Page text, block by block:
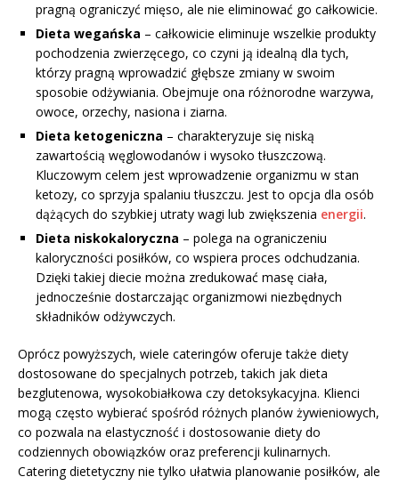
pragną ograniczyć mięso, ale nie eliminować go całkowicie.
Dieta wegańska – całkowicie eliminuje wszelkie produkty
pochodzenia zwierzęcego, co czyni ją idealną dla tych,
którzy pragną wprowadzić głębsze zmiany w swoim
sposobie odżywiania. Obejmuje ona różnorodne warzywa,
owoce, orzechy, nasiona i ziarna.
Dieta ketogeniczna – charakteryzuje się niską
zawartością węglowodanów i wysoko tłuszczową.
Kluczowym celem jest wprowadzenie organizmu w stan
ketozy, co sprzyja spalaniu tłuszczu. Jest to opcja dla osób
dążących do szybkiej utraty wagi lub zwiększenia energii.
Dieta niskokaloryczna – polega na ograniczeniu
kaloryczności posiłków, co wspiera proces odchudzania.
Dzięki takiej diecie można zredukować masę ciała,
jednocześnie dostarczając organizmowi niezbędnych
składników odżywczych.
Oprócz powyższych, wiele cateringów oferuje także diety
dostosowane do specjalnych potrzeb, takich jak dieta
bezglutenowa, wysokobiałkowa czy detoksykacyjna. Klienci
mogą często wybierać spośród różnych planów żywieniowych,
co pozwala na elastyczność i dostosowanie diety do
codziennych obowiązków oraz preferencji kulinarnych.
Catering dietetyczny nie tylko ułatwia planowanie posiłków, ale